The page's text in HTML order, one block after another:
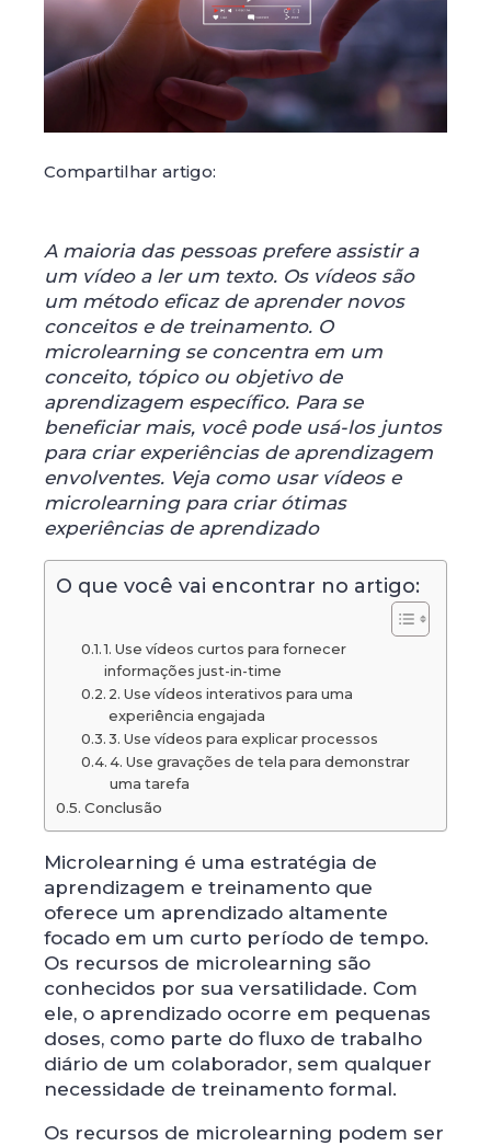
Compartilhar artigo:
A maioria das pessoas prefere assistir a
um vídeo a ler um texto. Os vídeos são
um método eficaz de aprender novos
conceitos e de treinamento. O
microlearning se concentra em um
conceito, tópico ou objetivo de
aprendizagem específico. Para se
beneficiar mais, você pode usá-los juntos
para criar experiências de aprendizagem
envolventes. Veja como usar vídeos e
microlearning para criar ótimas
experiências de aprendizado
O que você vai encontrar no artigo:
1. Use vídeos curtos para fornecer
informações just-in-time
2. Use vídeos interativos para uma
experiência engajada
3. Use vídeos para explicar processos
4. Use gravações de tela para demonstrar
uma tarefa
Conclusão
Microlearning é uma estratégia de
aprendizagem e treinamento que
oferece um aprendizado altamente
focado em um curto período de tempo.
Os recursos de microlearning são
conhecidos por sua versatilidade. Com
ele, o aprendizado ocorre em pequenas
doses, como parte do fluxo de trabalho
diário de um colaborador, sem qualquer
necessidade de treinamento formal.
Os recursos de microlearning podem ser